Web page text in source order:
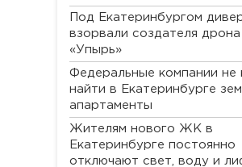
Под Екатеринбургом
взорвали создателя дрона
«Упырь»
Федеральные компании не
найти в Екатеринбурге
апартаменты
Жителям нового ЖК в
Екатеринбурге постоянно
отключают свет, воду и